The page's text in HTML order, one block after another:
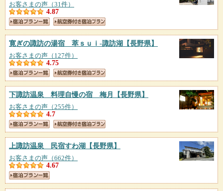
お客さまの声（31件）
4.87
寛ぎの諏訪の湯宿 萃ｓｕｉ‐諏訪湖 【長野県】
お客さまの声（127件）
4.75
下諏訪温泉 料理自慢の宿 梅月 【長野県】
お客さまの声（255件）
4.7
上諏訪温泉 民宿すわ湖 【長野県】
お客さまの声（662件）
4.67